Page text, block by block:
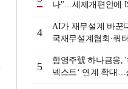
나"…세제개편안에
4
AI가 재무설계 바꾼
국재무설계협회·쿼
5
함영주號 하나금융, '
넥스트‘ 연계 확대…